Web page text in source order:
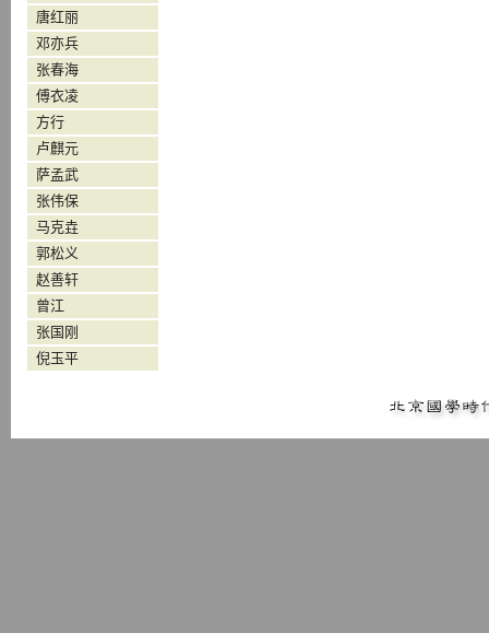
唐红丽
邓亦兵
张春海
傅衣凌
方行
卢麒元
萨孟武
张伟保
马克垚
郭松义
赵善轩
曾江
张国刚
倪玉平